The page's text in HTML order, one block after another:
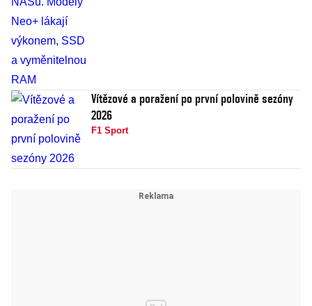
Vítězové a poražení po první polovině sezóny
2026
F1 Sport